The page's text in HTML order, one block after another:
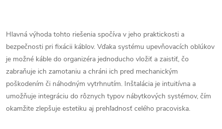
Hlavná výhoda tohto riešenia spočíva v jeho praktickosti a
bezpečnosti pri fixácii káblov. Vďaka systému upevňovacích oblúkov
je možné káble do organizéra jednoducho vložiť a zaistiť, čo
zabraňuje ich zamotaniu a chráni ich pred mechanickým
poškodením či náhodným vytrhnutím. Inštalácia je intuitívna a
umožňuje integráciu do rôznych typov nábytkových systémov, čím
okamžite zlepšuje estetiku aj prehľadnosť celého pracoviska.